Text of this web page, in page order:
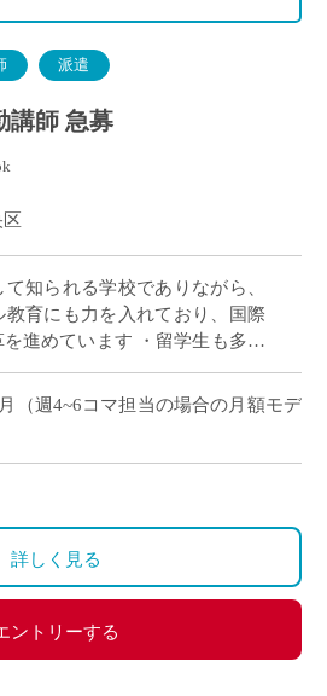
派遣
講師 急募
知られる学校でありながら、
育にも力を入れており、国際
進めています ・留学生も多数
環境です ・6月にもE-S […]
（週4~6コマ担当の場合の月額モデ
詳しく見る
ントリーする